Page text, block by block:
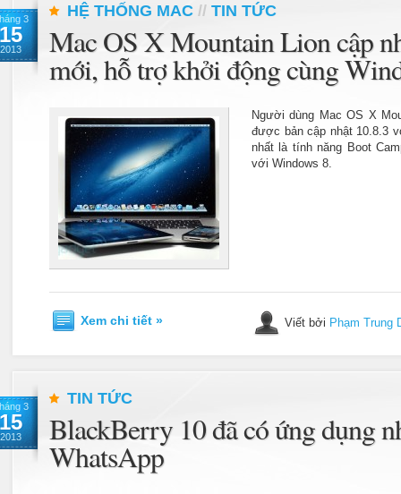
3
15
2013
HỆ THỐNG MAC // TIN TỨC
Mac OS X Mountain Lion cập
mới, hỗ trợ khởi động cùng
Người dùng Mac OS X
được bản cập nhật 10.8.3
nhất là tính năng Boot
với Windows 8.
Xem chi tiết » Viết bởi Phạm Trung
3
15
2013
TIN TỨC
BlackBerry 10 đã có ứng dụng
WhatsApp